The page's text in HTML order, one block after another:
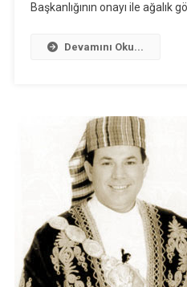
Başkanlığının onayı ile
Devamını Oku...